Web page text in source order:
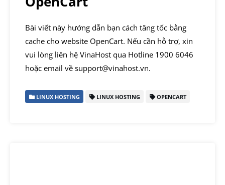
Bài viết này hướng dẫn bạn cách tăng tốc bằng
cache cho website OpenCart. Nếu cần hỗ trợ, xin
vui lòng liên hệ VinaHost qua Hotline 1900 6046
hoặc email về support@vinahost.vn.
LINUX HOSTING LINUX HOSTING OPENCART